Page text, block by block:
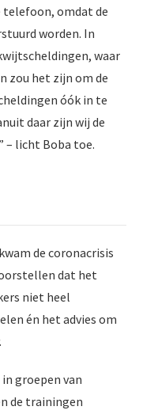
telefoon, omdat de
worden. In
waar
zou het zijn om de
óók in te
daar zijn wij de
– licht Boba toe.
de coronacrisis
dat het
niet heel
én het advies om
groepen van
de trainingen